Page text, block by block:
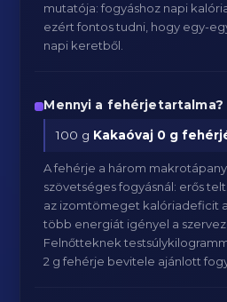
mutatója: fogyáshoz napi
ezért fontos tudni, hogy egy-
napi keretből.
Mennyi a fehérjetartalma?
100 g Kakaóvaj 0 g
A fehérje a három
szövetséges fogyásnál: erős
az izomtömeget kalóriadeficit
több energiát igényel a
Felnőtteknek
2 g fehérje bevitele ajánlott